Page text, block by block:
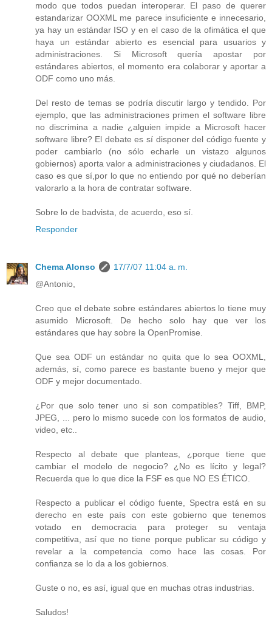
modo que todos puedan interoperar. El paso de querer
estandarizar OOXML me parece insuficiente e innecesario,
ya hay un estándar ISO y en el caso de la ofimática el que
haya un estándar abierto es esencial para usuarios y
administraciones. Si Microsoft quería apostar por
estándares abiertos, el momento era colaborar y aportar a
ODF como uno más.
Del resto de temas se podría discutir largo y tendido. Por
ejemplo, que las administraciones primen el software libre
no discrimina a nadie ¿alguien impide a Microsoft hacer
software libre? El debate es sí disponer del código fuente y
poder cambiarlo (no sólo echarle un vistazo algunos
gobiernos) aporta valor a administraciones y ciudadanos. El
caso es que sí,por lo que no entiendo por qué no deberían
valorarlo a la hora de contratar software.
Sobre lo de badvista, de acuerdo, eso sí.
Responder
Chema Alonso
17/7/07 11:04 a. m.
@Antonio,
Creo que el debate sobre estándares abiertos lo tiene muy
asumido Microsoft. De hecho solo hay que ver los
estándares que hay sobre la OpenPromise.
Que sea ODF un estándar no quita que lo sea OOXML,
además, sí, como parece es bastante bueno y mejor que
ODF y mejor documentado.
¿Por que solo tener uno si son compatibles? Tiff, BMP,
JPEG, ... pero lo mismo sucede con los formatos de audio,
video, etc..
Respecto al debate que planteas, ¿porque tiene que
cambiar el modelo de negocio? ¿No es lícito y legal?
Recuerda que lo que dice la FSF es que NO ES ÉTICO.
Respecto a publicar el código fuente, Spectra está en su
derecho en este país con este gobierno que tenemos
votado en democracia para proteger su ventaja
competitiva, así que no tiene porque publicar su código y
revelar a la competencia como hace las cosas. Por
confianza se lo da a los gobiernos.
Guste o no, es así, igual que en muchas otras industrias.
Saludos!